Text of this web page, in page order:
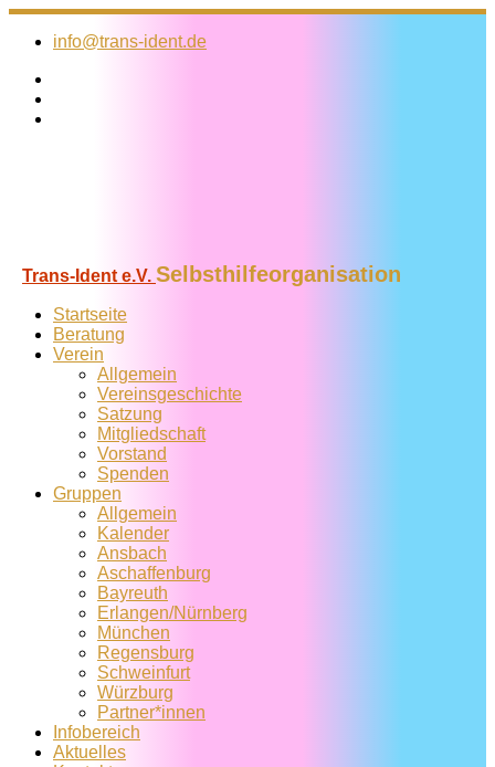
Zum
Inhalt
info@trans-ident.de
Trans-Ident e.V. Selbsthilfeorganisation
Startseite
Beratung
Verein
Allgemein
Vereins­geschichte
Satzung
Mitglied­schaft
Vorstand
Spenden
Gruppen
Allgemein
Kalender
Ansbach
Aschaffenburg
Bayreuth
Erlangen/Nürnberg
München
Regensburg
Schweinfurt
Würzburg
Partner*innen
Infobereich
Aktuelles